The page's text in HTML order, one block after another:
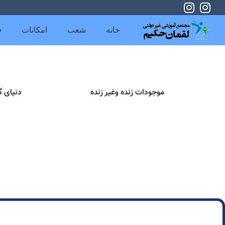
خانه شعب امکانات
موجودات زنده وغیر زنده دنیای